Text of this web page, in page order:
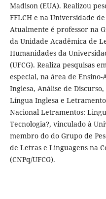
Madison (EUA). Realizou
FFLCH e na Universidade
Atualmente é professor na
da Unidade Acadêmica de
Humanidades da
(UFCG). Realiza pesquisas
especial, na área de
Inglesa, Análise de
Língua Inglesa e
Nacional Letramentos:
Tecnologia?, vinculado à
membro do do Grupo de
de Letras e Linguagens na
(CNPq/UFCG).